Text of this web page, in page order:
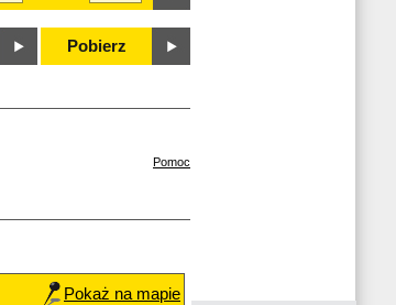
Pobierz
Pomoc
Pokaż na mapie